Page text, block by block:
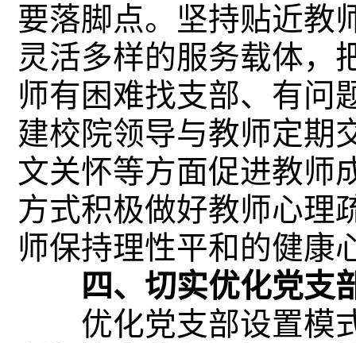
要落脚点。坚持贴近教
灵活多样的服务载体，
师有困难找支部、有问
建校院领导与教师定期
文关怀等方面促进教师
方式积极做好教师心理
师保持理性平和的健康
四、切实优化党支
优化党支部设置模式